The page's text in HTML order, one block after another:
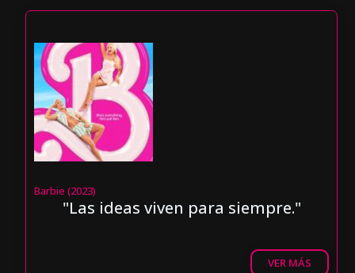
Barbie (2023)
"Las ideas viven para siempre."
VER MÁS